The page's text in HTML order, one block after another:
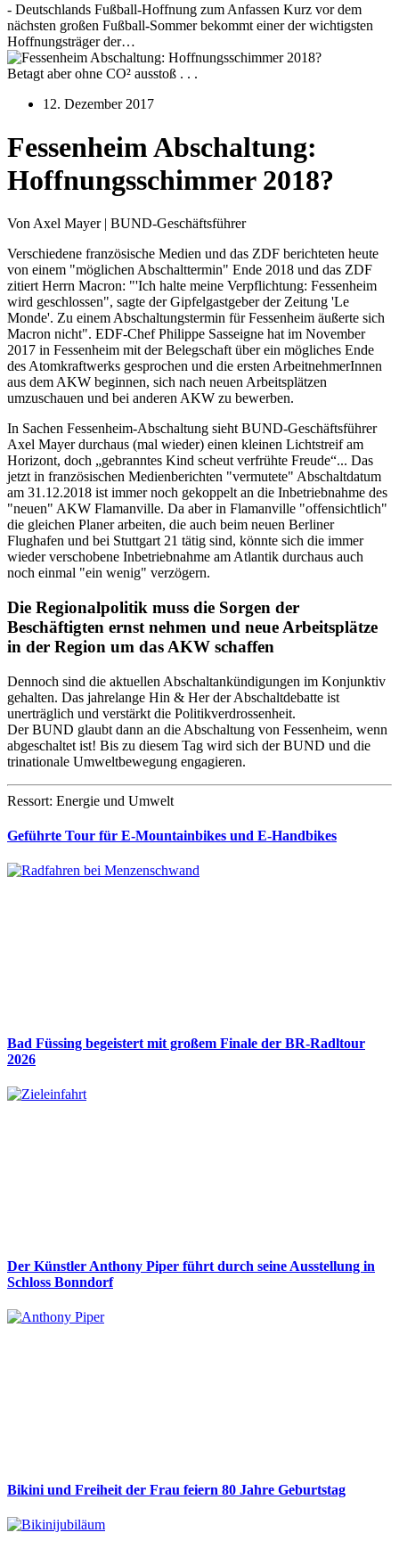
- Deutschlands Fußball-Hoffnung zum Anfassen Kurz vor dem
nächsten großen Fußball-Sommer bekommt einer der wichtigsten
Hoffnungsträger der…
Betagt aber ohne CO² ausstoß . . .
12. Dezember 2017
Fessenheim Abschaltung:
Hoffnungsschimmer 2018?
Von Axel Mayer | BUND-Geschäftsführer
Verschiedene französische Medien und das ZDF berichteten heute
von einem "möglichen Abschalttermin" Ende 2018 und das ZDF
zitiert Herrn Macron: "'Ich halte meine Verpflichtung: Fessenheim
wird geschlossen", sagte der Gipfelgastgeber der Zeitung 'Le
Monde'. Zu einem Abschaltungstermin für Fessenheim äußerte sich
Macron nicht". EDF-Chef Philippe Sasseigne hat im November
2017 in Fessenheim mit der Belegschaft über ein mögliches Ende
des Atomkraftwerks gesprochen und die ersten ArbeitnehmerInnen
aus dem AKW beginnen, sich nach neuen Arbeitsplätzen
umzuschauen und bei anderen AKW zu bewerben.
In Sachen Fessenheim-Abschaltung sieht BUND-Geschäftsführer
Axel Mayer durchaus (mal wieder) einen kleinen Lichtstreif am
Horizont, doch „gebranntes Kind scheut verfrühte Freude“... Das
jetzt in französischen Medienberichten "vermutete" Abschaltdatum
am 31.12.2018 ist immer noch gekoppelt an die Inbetriebnahme des
"neuen" AKW Flamanville. Da aber in Flamanville "offensichtlich"
die gleichen Planer arbeiten, die auch beim neuen Berliner
Flughafen und bei Stuttgart 21 tätig sind, könnte sich die immer
wieder verschobene Inbetriebnahme am Atlantik durchaus auch
noch einmal "ein wenig" verzögern.
Die Regionalpolitik muss die Sorgen der
Beschäftigten ernst nehmen und neue Arbeitsplätze
in der Region um das AKW schaffen
Dennoch sind die aktuellen Abschaltankündigungen im Konjunktiv
gehalten. Das jahrelange Hin & Her der Abschaltdebatte ist
unerträglich und verstärkt die Politikverdrossenheit.
Der BUND glaubt dann an die Abschaltung von Fessenheim, wenn
abgeschaltet ist! Bis zu diesem Tag wird sich der BUND und die
trinationale Umweltbewegung engagieren.
Ressort: Energie und Umwelt
Geführte Tour für E-Mountainbikes und E-Handbikes
Bad Füssing begeistert mit großem Finale der BR-Radltour
2026
Der Künstler Anthony Piper führt durch seine Ausstellung in
Schloss Bonndorf
Bikini und Freiheit der Frau feiern 80 Jahre Geburtstag